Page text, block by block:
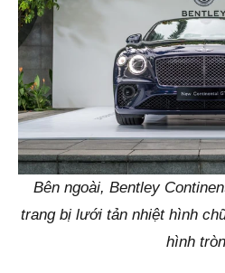
Bên ngoài, Bentley
trang bị lưới tản nhiệt hình
hình